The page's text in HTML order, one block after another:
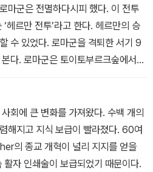
마군은 전멸하다시피 했다. 이 전투
헤르만 전투’라고 한다. 헤르만의 승
수 있었다. 로마군을 격퇴한 서기 9
다. 로마군은 토이토부르크숲에서
차례 게르만 부족을 토벌하며 복수
우스Tiberius Caesar Augustus(재
선으로 삼았다. 강력한 군대가 있었
경계를 유지했을까? 그는 게르만족
을 완전히 점령하여 지배하는 것이
11 년을 로마가 아닌 카프리섬에서
회에 큰 변화를 가져왔다. 수백 개의
해지고 지식 보급이 빨라졌다. 60여
의 종교 개혁이 널리 지지를 얻을
자 인쇄술이 보급되었기 때문이다.